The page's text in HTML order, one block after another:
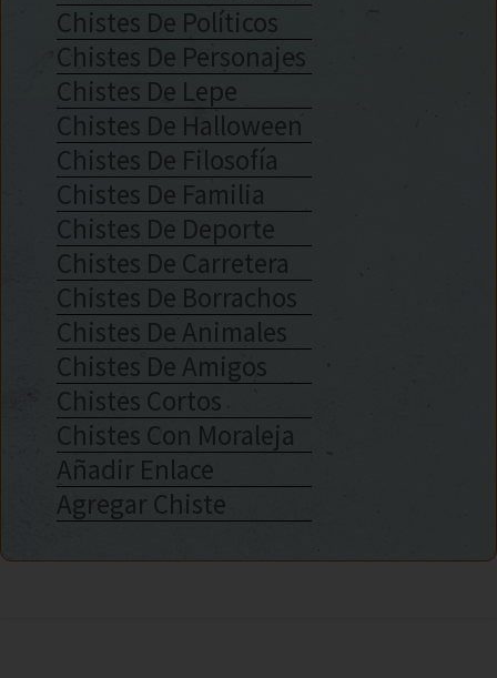
Chistes De Políticos
Chistes De Personajes
Chistes De Lepe
Chistes De Halloween
Chistes De Filosofía
Chistes De Familia
Chistes De Deporte
Chistes De Carretera
Chistes De Borrachos
Chistes De Animales
Chistes De Amigos
Chistes Cortos
Chistes Con Moraleja
Añadir Enlace
Agregar Chiste